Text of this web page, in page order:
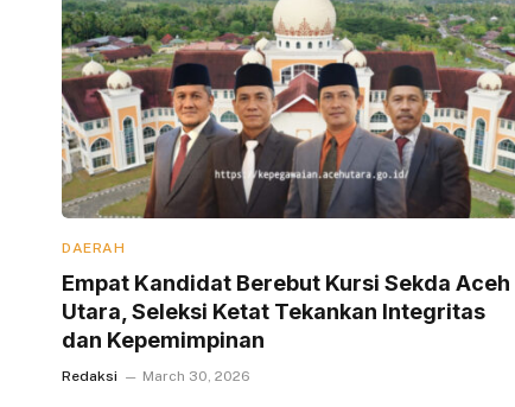
DAERAH
Empat Kandidat Berebut Kursi Sekda Aceh
Utara, Seleksi Ketat Tekankan Integritas
dan Kepemimpinan
Redaksi March 30, 2026